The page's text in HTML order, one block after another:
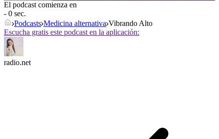
El podcast comienza en
- 0 sec.
Podcasts Medicina alternativa Vibrando Alto
Escucha gratis este podcast en la aplicación:
radio.net